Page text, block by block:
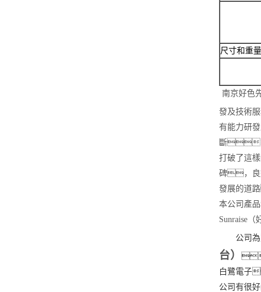
尺寸和重量
南京好色
發及技術
有能力研發
斷
打破了這
碑，良
發展的道
本公司產
Sunraise
公司
台）

白鷺電子
公司有很